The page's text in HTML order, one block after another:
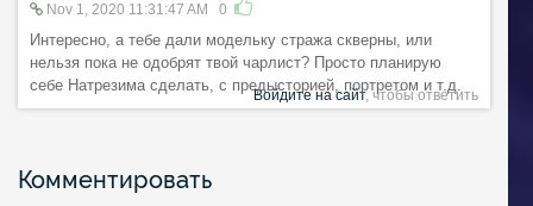
Nov 1, 2020 11:31:47 AM 0
Интересно, а тебе дали модельку стража скверны, или
нельзя пока не одобрят твой чарлист? Просто планирую
себе Натрезима сделать, с предысторией, портретом и т.д.
Войдите на сайт, чтобы ответить
Комментировать